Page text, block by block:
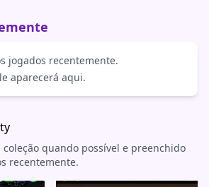
jogados recentemente.
aparecerá aqui.
coleção quando possível e preenchido
recentemente.